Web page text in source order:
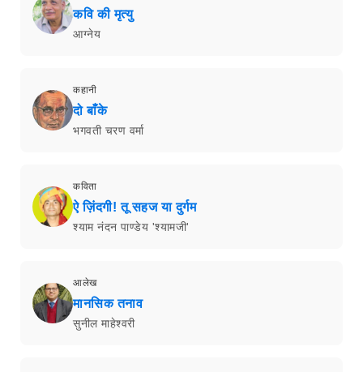
कवि की मृत्यु
आग्नेय
कहानी
दो बाँके
भगवती चरण वर्मा
कविता
ऐ ज़िंदगी! तू सहज या दुर्गम
श्याम नंदन पाण्डेय 'श्यामजी'
आलेख
मानसिक तनाव
सुनील माहेश्वरी